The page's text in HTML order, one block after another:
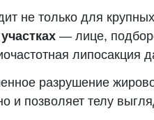
не только для
— лице,
липосакция
разрушение
и позволяет телу